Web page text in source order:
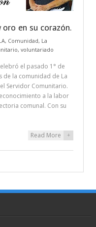
en su corazón.
, Comunidad, La
, voluntariado
el pasado 1° de
de la comunidad de La
Servidor Comunitario.
a la labor
comunal. Con su
Read More +